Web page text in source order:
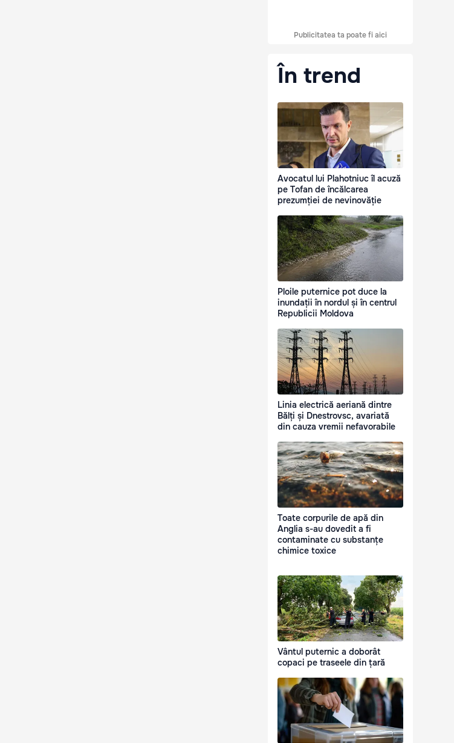
Publicitatea ta poate fi aici
În trend
Avocatul lui Plahotniuc îl acuză
pe Tofan de încălcarea
prezumției de nevinovăție
Ploile puternice pot duce la
inundații în nordul și în centrul
Republicii Moldova
Linia electrică aeriană dintre
Bălți și Dnestrovsc, avariată
din cauza vremii nefavorabile
Toate corpurile de apă din
Anglia s-au dovedit a fi
contaminate cu substanțe
chimice toxice
Vântul puternic a doborât
copaci pe traseele din țară